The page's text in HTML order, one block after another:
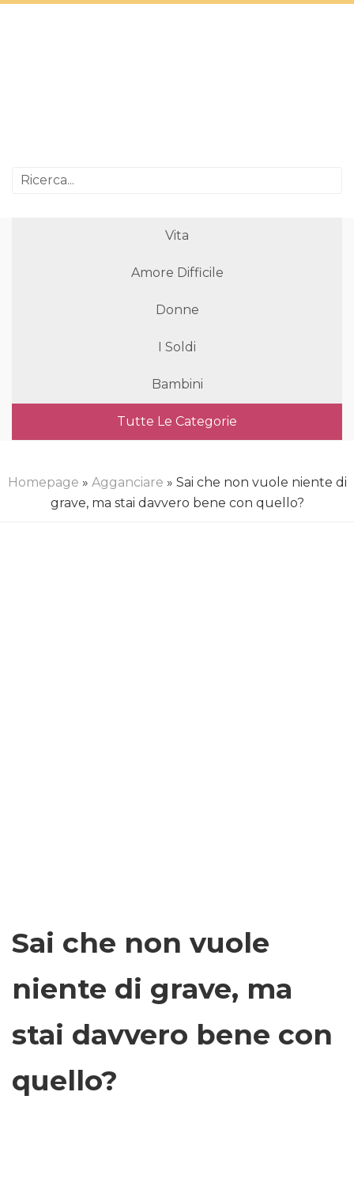
Vita
Amore Difficile
Donne
I Soldi
Bambini
Tutte Le Categorie
Homepage » Agganciare » Sai che non vuole niente di
grave, ma stai davvero bene con quello?
Sai che non vuole
niente di grave, ma
stai davvero bene con
quello?